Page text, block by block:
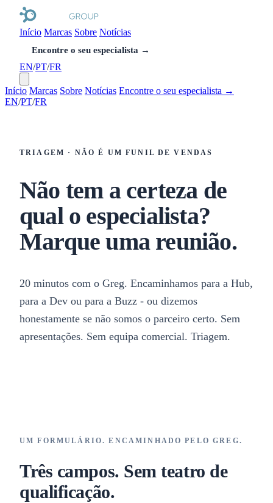
Início Marcas Sobre Notícias
Encontre o seu especialista →
EN/PT/FR
Início Marcas Sobre Notícias Encontre o seu especialista →
EN/PT/FR
TRIAGEM · NÃO É UM FUNIL DE VENDAS
Não tem a certeza de
qual o especialista?
Marque uma reunião.
20 minutos com o Greg. Encaminhamos para a Hub,
para a Dev ou para a Buzz - ou dizemos
honestamente se não somos o parceiro certo. Sem
apresentações. Sem equipa comercial. Triagem.
UM FORMULÁRIO. ENCAMINHADO PELO GREG.
Três campos. Sem teatro de
qualificação.